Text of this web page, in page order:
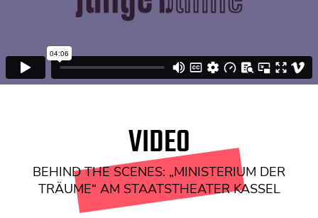
DAS HEFT
Aktuelles Heft
Alle Hefte
KONTAKT
VIDEO
BEHIND THE SCENES: „MINISTERIUM DER
TRÄUME“ AM STAATSTHEATER KASSEL